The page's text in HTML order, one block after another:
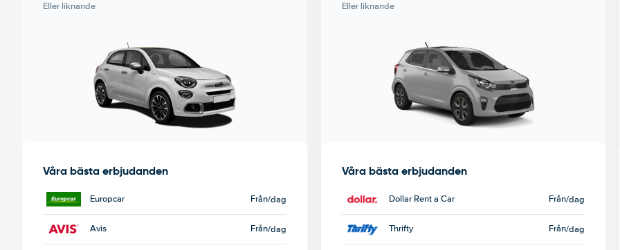
Eller liknande
Våra bästa erbjudanden
Europcar Från/dag
Avis Från/dag
Eller liknande
Våra bästa erbjudanden
Dollar Rent a Car Från/dag
Thrifty Från/dag